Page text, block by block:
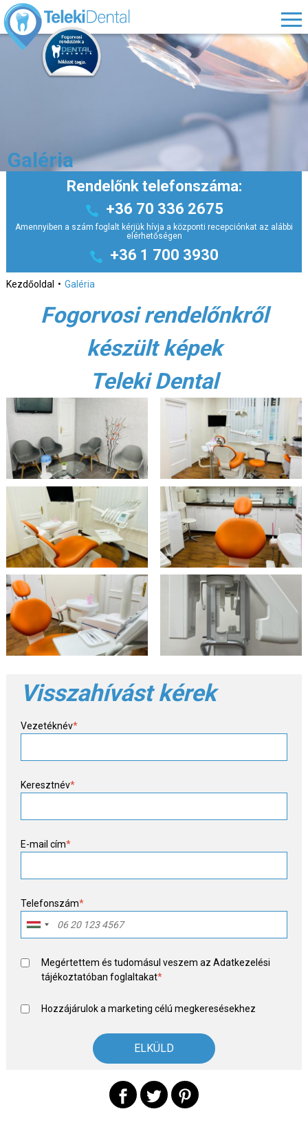
Galéria
Rendelőnk telefonszáma:
+36 70 336 2675
Amennyiben a szám foglalt kérjük hívja a központi recepciónkat az alábbi
elérhetőségen
+36 1 700 3930
Kezdőoldal Galéria
Fogorvosi rendelőnkről
készült képek
Teleki Dental
Visszahívást kérek
Vezetéknév*
Keresztnév*
E-mail cím*
Telefonszám*
Megértettem és tudomásul veszem azAdatkezelési
tájékoztatóban foglaltakat*
Hozzájárulok a marketing célú megkeresésekhez